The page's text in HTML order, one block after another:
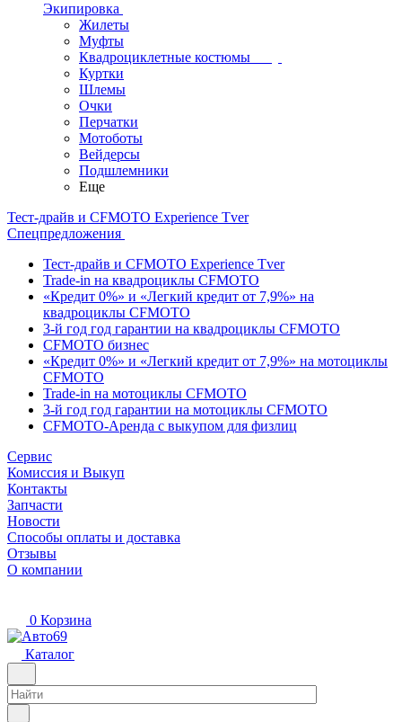
Экипировка
Жилеты
Муфты
Квадроциклетные костюмы
Куртки
Шлемы
Очки
Перчатки
Мотоботы
Вейдерсы
Подшлемники
Еще
Тест-драйв и CFMOTO Experience Tver
Спецпредложения
Тест-драйв и CFMOTO Experience Tver
Trade-in на квадроциклы CFMOTO
«Кредит 0%» и «Легкий кредит от 7,9%» на
квадроциклы CFMOTO
3-й год год гарантии на квадроциклы CFMOTO
CFMOTO бизнес
«Кредит 0%» и «Легкий кредит от 7,9%» на мотоциклы
CFMOTO
Trade-in на мотоциклы CFMOTO
3-й год год гарантии на мотоциклы CFMOTO
CFMOTO-Аренда с выкупом для физлиц
Сервис
Комиссия и Выкуп
Контакты
Запчасти
Новости
Способы оплаты и доставка
Отзывы
О компании
0 Корзина
Каталог